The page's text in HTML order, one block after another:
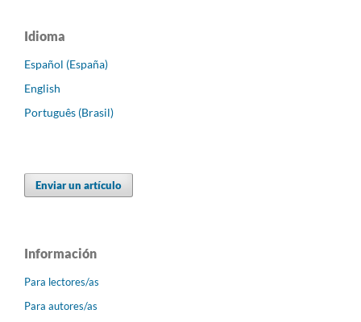
Idioma
Español (España)
English
Português (Brasil)
Enviar un artículo
Información
Para lectores/as
Para autores/as